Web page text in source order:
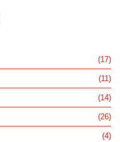
(17)
(11)
(14)
(26)
(4)